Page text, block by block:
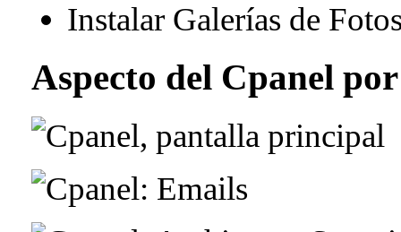
Instalar Galerías de
Aspecto del Cpanel